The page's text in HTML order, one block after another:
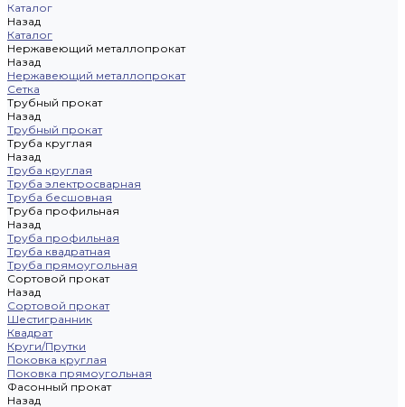
Каталог
Назад
Каталог
Нержавеющий металлопрокат
Назад
Нержавеющий металлопрокат
Сетка
Трубный прокат
Назад
Трубный прокат
Труба круглая
Назад
Труба круглая
Труба электросварная
Труба бесшовная
Труба профильная
Назад
Труба профильная
Труба квадратная
Труба прямоугольная
Сортовой прокат
Назад
Сортовой прокат
Шестигранник
Квадрат
Круги/Прутки
Поковка круглая
Поковка прямоугольная
Фасонный прокат
Назад